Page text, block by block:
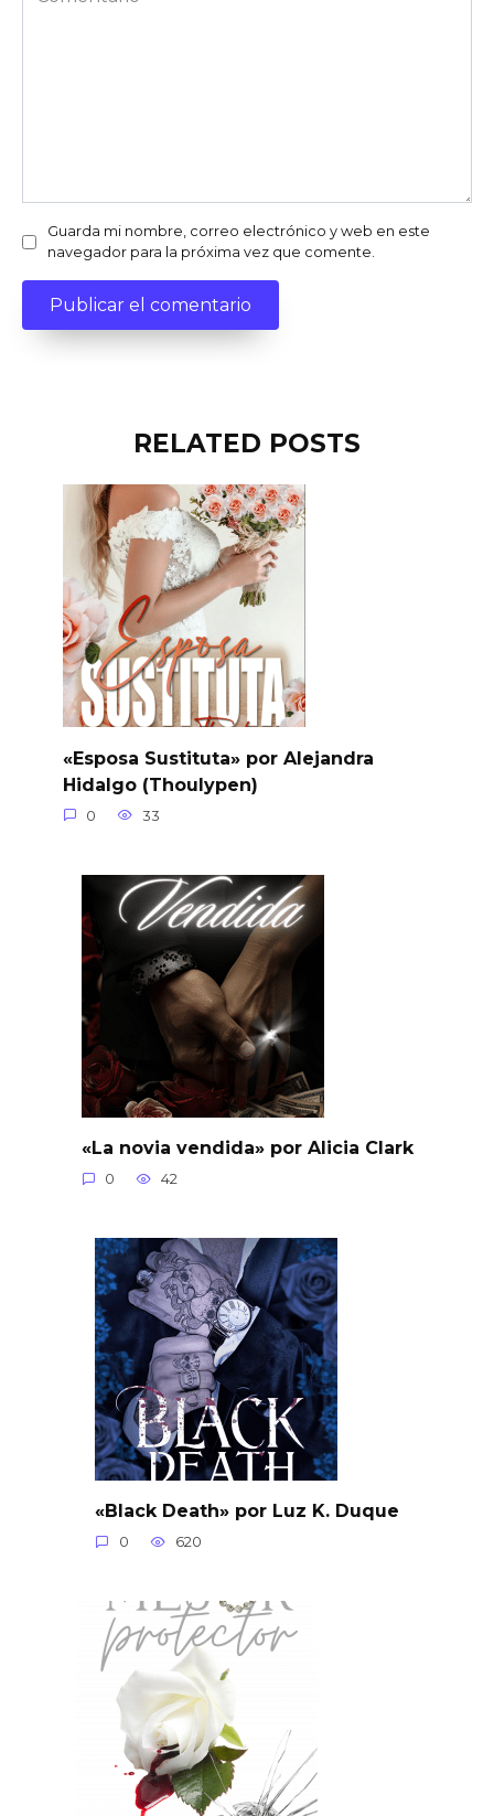
Guarda mi nombre, correo electrónico y web en este
navegador para la próxima vez que comente.
RELATED POSTS
«Esposa Sustituta» por Alejandra
Hidalgo (Thoulypen)
0 33
«La novia vendida» por Alicia Clark
0 42
«Black Death» por Luz K. Duque
0 620